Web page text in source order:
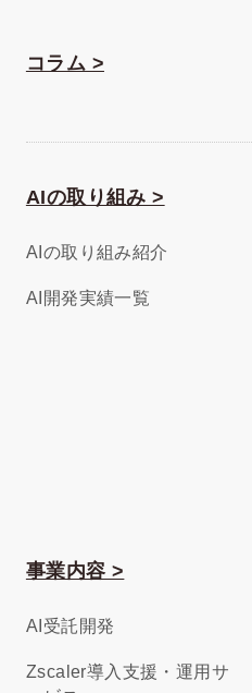
コラム >
AIの取り組み >
AIの取り組み紹介
AI開発実績一覧
事業内容 >
AI受託開発
Zscaler導入支援・運用サ